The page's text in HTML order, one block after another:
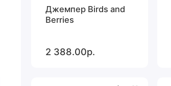
Джемпер Birds and
Berries
2 388.00р.